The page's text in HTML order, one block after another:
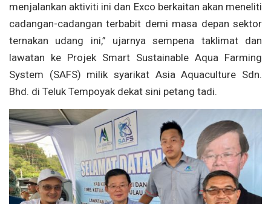
menjalankan aktiviti ini dan Exco berkaitan akan meneliti
cadangan-cadangan terbabit demi masa depan sektor
ternakan udang ini,” ujarnya sempena taklimat dan
lawatan ke Projek Smart Sustainable Aqua Farming
System (SAFS) milik syarikat Asia Aquaculture Sdn.
Bhd. di Teluk Tempoyak dekat sini petang tadi.